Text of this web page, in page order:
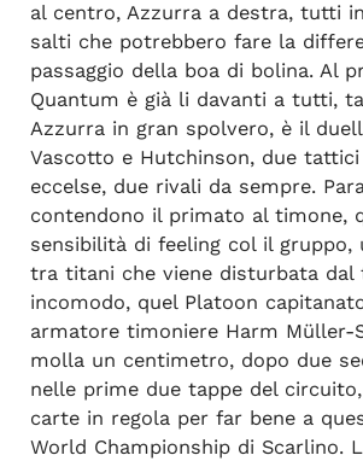
al centro, Azzurra a destra, tutti
salti che potrebbero fare la
passaggio della boa di bolina. Al
Quantum è già li davanti a tutti,
Azzurra in gran spolvero, è il
Vascotto e Hutchinson, due
eccelse, due rivali da sempre.
contendono il primato al timone,
sensibilità di feeling col il gruppo,
tra titani che viene disturbata dal
incomodo, quel Platoon
armatore timoniere Harm Müller-
molla un centimetro, dopo due
nelle prime due tappe del
carte in regola per far bene a
World Championship di Scarlino.